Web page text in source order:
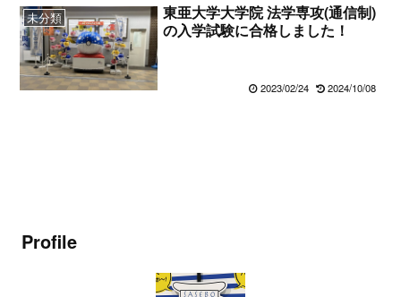
未分類
東亜大学大学院 法学専攻(通信制)
の入学試験に合格しました！
2023/02/24 2024/10/08
Profile